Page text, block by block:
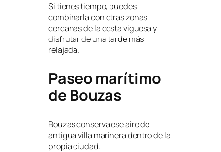
Si tienes tiempo, puedes
combinarla con otras zonas
cercanas de la costa viguesa y
disfrutar de una tarde más
relajada.
Paseo marítimo
de Bouzas
Bouzas conserva ese aire de
antigua villa marinera dentro de la
propia ciudad.